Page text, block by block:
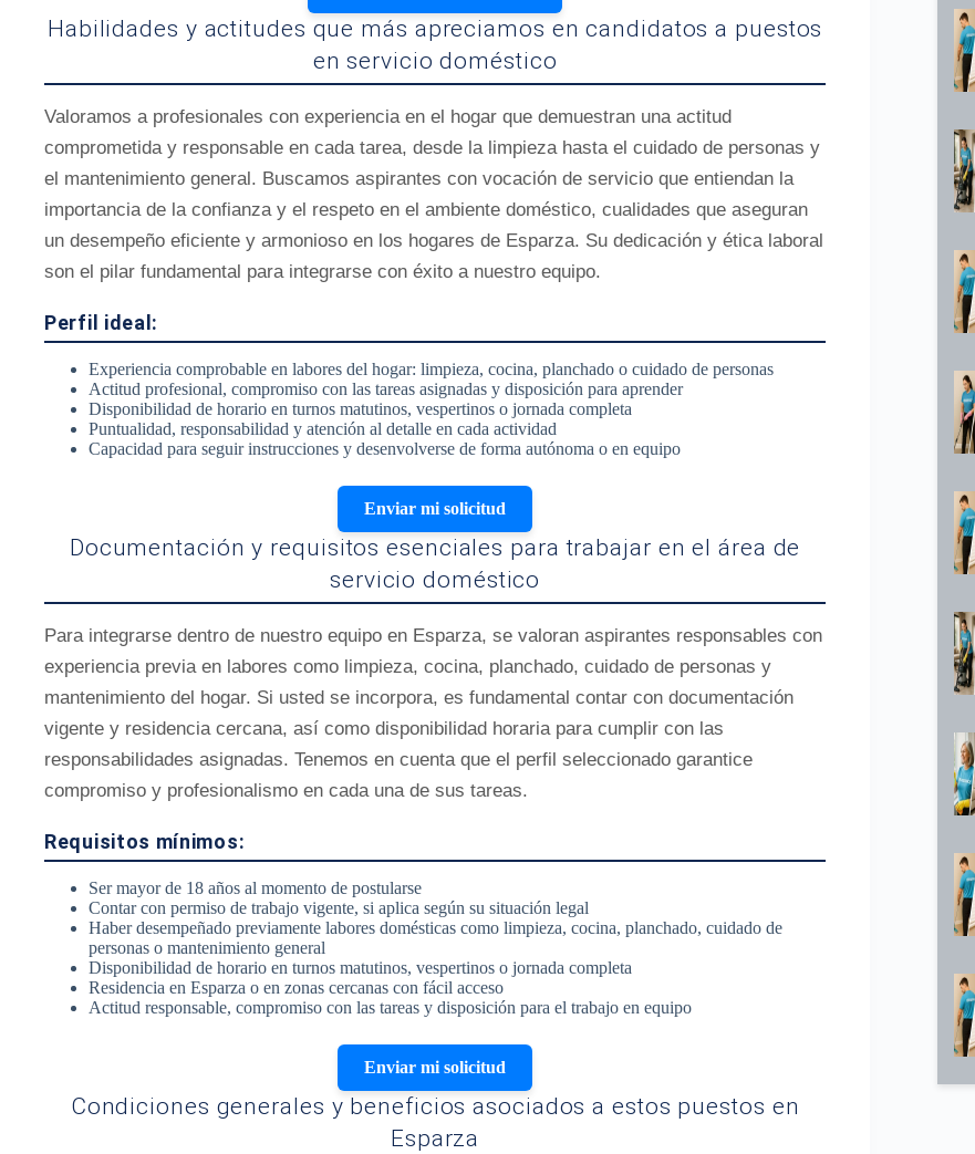
Habilidades y actitudes que más apreciamos en candidatos a puestos
en servicio doméstico
Valoramos a profesionales con experiencia en el hogar que demuestran una actitud
comprometida y responsable en cada tarea, desde la limpieza hasta el cuidado de personas y
el mantenimiento general. Buscamos aspirantes con vocación de servicio que entiendan la
importancia de la confianza y el respeto en el ambiente doméstico, cualidades que aseguran
un desempeño eficiente y armonioso en los hogares de Esparza. Su dedicación y ética laboral
son el pilar fundamental para integrarse con éxito a nuestro equipo.
Perfil ideal:
Experiencia comprobable en labores del hogar: limpieza, cocina, planchado o cuidado de personas
Actitud profesional, compromiso con las tareas asignadas y disposición para aprender
Disponibilidad de horario en turnos matutinos, vespertinos o jornada completa
Puntualidad, responsabilidad y atención al detalle en cada actividad
Capacidad para seguir instrucciones y desenvolverse de forma autónoma o en equipo
Enviar mi solicitud
Documentación y requisitos esenciales para trabajar en el área de
servicio doméstico
Para integrarse dentro de nuestro equipo en Esparza, se valoran aspirantes responsables con
experiencia previa en labores como limpieza, cocina, planchado, cuidado de personas y
mantenimiento del hogar. Si usted se incorpora, es fundamental contar con documentación
vigente y residencia cercana, así como disponibilidad horaria para cumplir con las
responsabilidades asignadas. Tenemos en cuenta que el perfil seleccionado garantice
compromiso y profesionalismo en cada una de sus tareas.
Requisitos mínimos:
Ser mayor de 18 años al momento de postularse
Contar con permiso de trabajo vigente, si aplica según su situación legal
Haber desempeñado previamente labores domésticas como limpieza, cocina, planchado, cuidado de
personas o mantenimiento general
Disponibilidad de horario en turnos matutinos, vespertinos o jornada completa
Residencia en Esparza o en zonas cercanas con fácil acceso
Actitud responsable, compromiso con las tareas y disposición para el trabajo en equipo
Enviar mi solicitud
Condiciones generales y beneficios asociados a estos puestos en
Esparza